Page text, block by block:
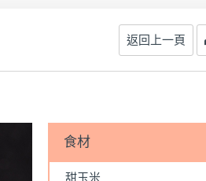
返回上一頁
食材
甜玉米